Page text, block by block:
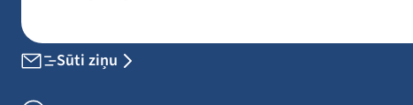
Sūti ziņu